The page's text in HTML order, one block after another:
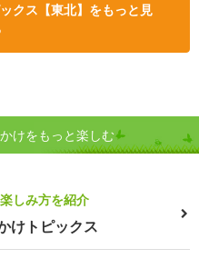
クス【東北】をもっと見
けをもっと楽しむ
しみ方を紹介
けトピックス